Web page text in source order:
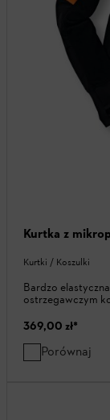
Kurtka z
Kurtki / Koszulki
Bardzo
ostrzegawczym
369,00 zł*
Porównaj